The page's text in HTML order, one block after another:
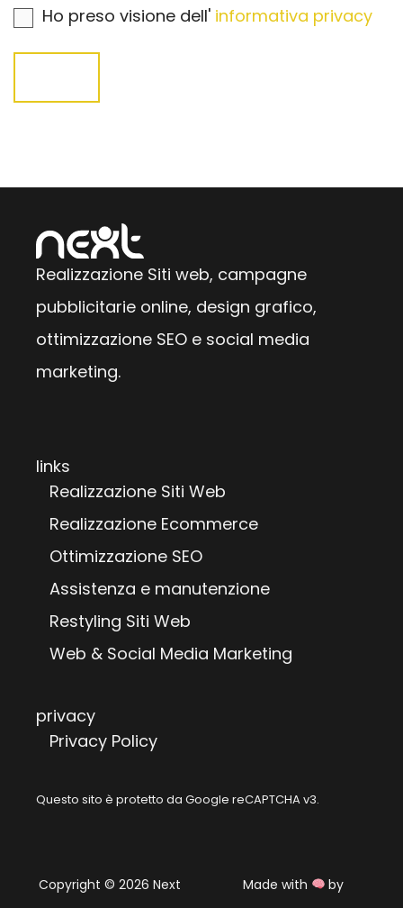
Ho preso visione dell' informativa privacy
Realizzazione Siti web, campagne
pubblicitarie online, design grafico,
ottimizzazione SEO e social media
marketing.
links
Realizzazione Siti Web
Realizzazione Ecommerce
Ottimizzazione SEO
Assistenza e manutenzione
Restyling Siti Web
Web & Social Media Marketing
privacy
Privacy Policy
Questo sito è protetto da Google reCAPTCHA v3.
Copyright © 2026 Next
Made with
by